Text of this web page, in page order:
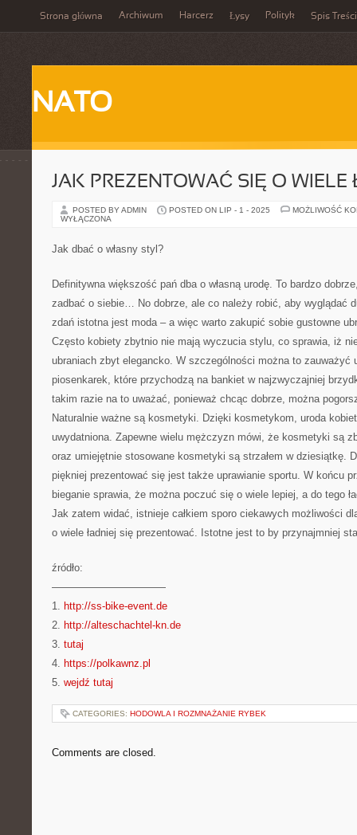
Strona główna Archiwum Harcerz Łysy Polityk Spis Treści
NATO
JAK PREZENTOWAĆ SIĘ O WIELE
POSTED BY ADMIN POSTED ON LIP - 1 - 2025
MOŻLIWOŚĆ
WYŁĄCZONA
Jak dbać o własny styl?
Definitywna większość pań dba o własną urodę. To bardzo
zadbać o siebie… No dobrze, ale co należy robić, aby wyglądać
zdań istotna jest moda – a więc warto zakupić sobie gustowne
Często kobiety zbytnio nie mają wyczucia stylu, co sprawia, iż
ubraniach zbyt elegancko. W szczególności można to zauważyć
piosenkarek, które przychodzą na bankiet w najzwyczajniej
takim razie na to uważać, ponieważ chcąc dobrze, można
Naturalnie ważne są kosmetyki. Dzięki kosmetykom, uroda
uwydatniona. Zapewne wielu mężczyzn mówi, że kosmetyki są
oraz umiejętnie stosowane kosmetyki są strzałem w dziesiątkę.
piękniej prezentować się jest także uprawianie sportu. W końcu
bieganie sprawia, że można poczuć się o wiele lepiej, a do tego
Jak zatem widać, istnieje całkiem sporo ciekawych możliwości
o wiele ładniej się prezentować. Istotne jest to by przynajmniej
źródło:
———————————
1. http://ss-bike-event.de
2. http://alteschachtel-kn.de
3. tutaj
4. https://polkawnz.pl
5. wejdź tutaj
CATEGORIES: HODOWLA I ROZMNAŻANIE RYBEK
Comments are closed.